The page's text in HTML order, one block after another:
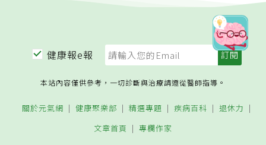
健康報e報
本站內容僅供參考，一切診斷與治療請遵從醫師指導。
關於元氣網 健康聚樂部 精選專題 疾病百科
退休力
文章首頁
專欄作家